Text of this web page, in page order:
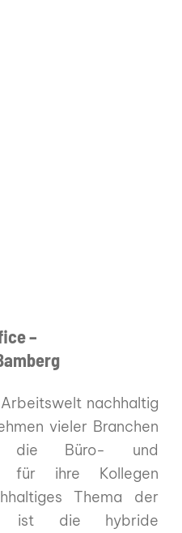
–
nachhaltig
vieler Branchen
die Büro- und
für ihre Kollegen
Thema der
ist die hybride